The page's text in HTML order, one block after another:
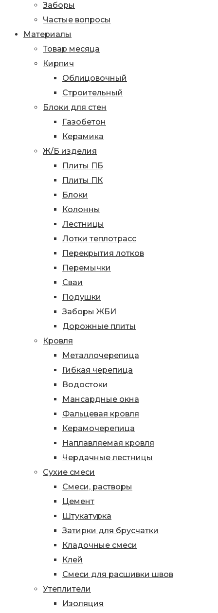
Заборы
Частые вопросы
Материалы
Товар месяца
Кирпич
Облицовочный
Строительный
Блоки для стен
Газобетон
Керамика
Ж/Б изделия
Плиты ПБ
Плиты ПК
Блоки
Колонны
Лестницы
Лотки теплотрасс
Перекрытия лотков
Перемычки
Сваи
Подушки
Заборы ЖБИ
Дорожные плиты
Кровля
Металлочерепица
Гибкая черепица
Водостоки
Мансардные окна
Фальцевая кровля
Керамочерепица
Наплавляемая кровля
Чердачные лестницы
Сухие смеси
Смеси, растворы
Цемент
Штукатурка
Затирки для брусчатки
Кладочные смеси
Клей
Смеси для расшивки швов
Утеплители
Изоляция